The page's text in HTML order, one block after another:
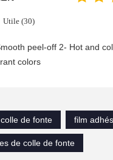
Utile (30)
peel-off 2- Hot and
colors
de fonte
film
de colle de fonte